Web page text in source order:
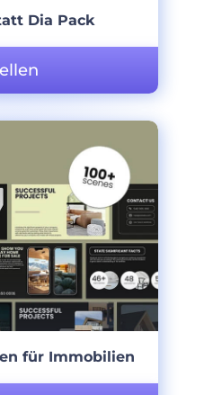
Dia Pack
für Immobilien